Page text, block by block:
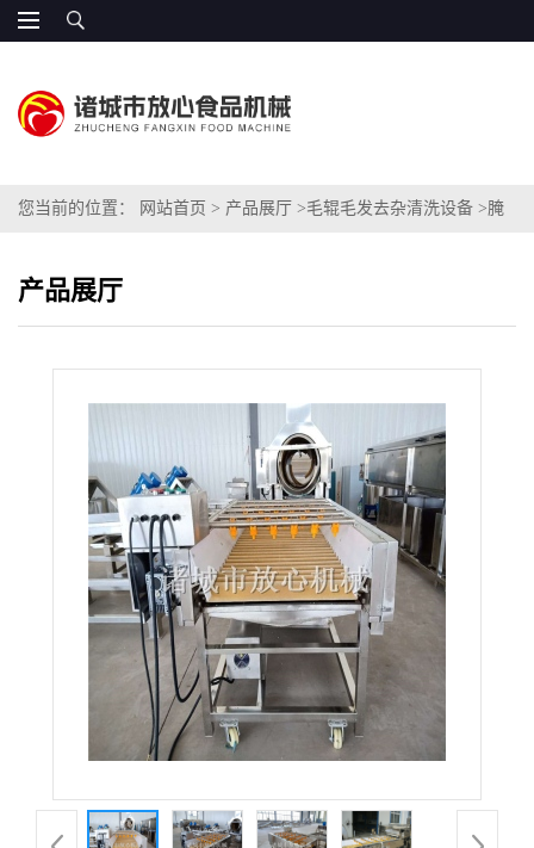
您当前的位置： 网站首页 > 产品展厅 >毛辊毛发去杂清洗设备 >腌
产品展厅